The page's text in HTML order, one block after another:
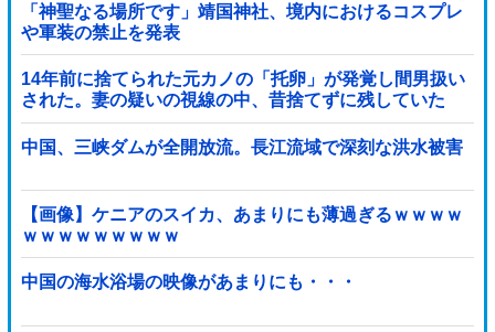
「神聖なる場所です」靖国神社、境内におけるコスプレ
や軍装の禁止を発表
14年前に捨てられた元カノの「托卵」が発覚し間男扱い
された。妻の疑いの視線の中、昔捨てずに残していた
『〇〇』を持ち出した結果←修理屋のオッサンの技術力
とノリが神すぎる
中国、三峡ダムが全開放流。長江流域で深刻な洪水被害
【画像】ケニアのスイカ、あまりにも薄過ぎるｗｗｗｗ
ｗｗｗｗｗｗｗｗｗ
中国の海水浴場の映像があまりにも・・・